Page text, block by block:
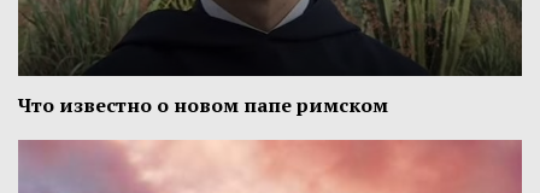
Что известно о новом папе римском